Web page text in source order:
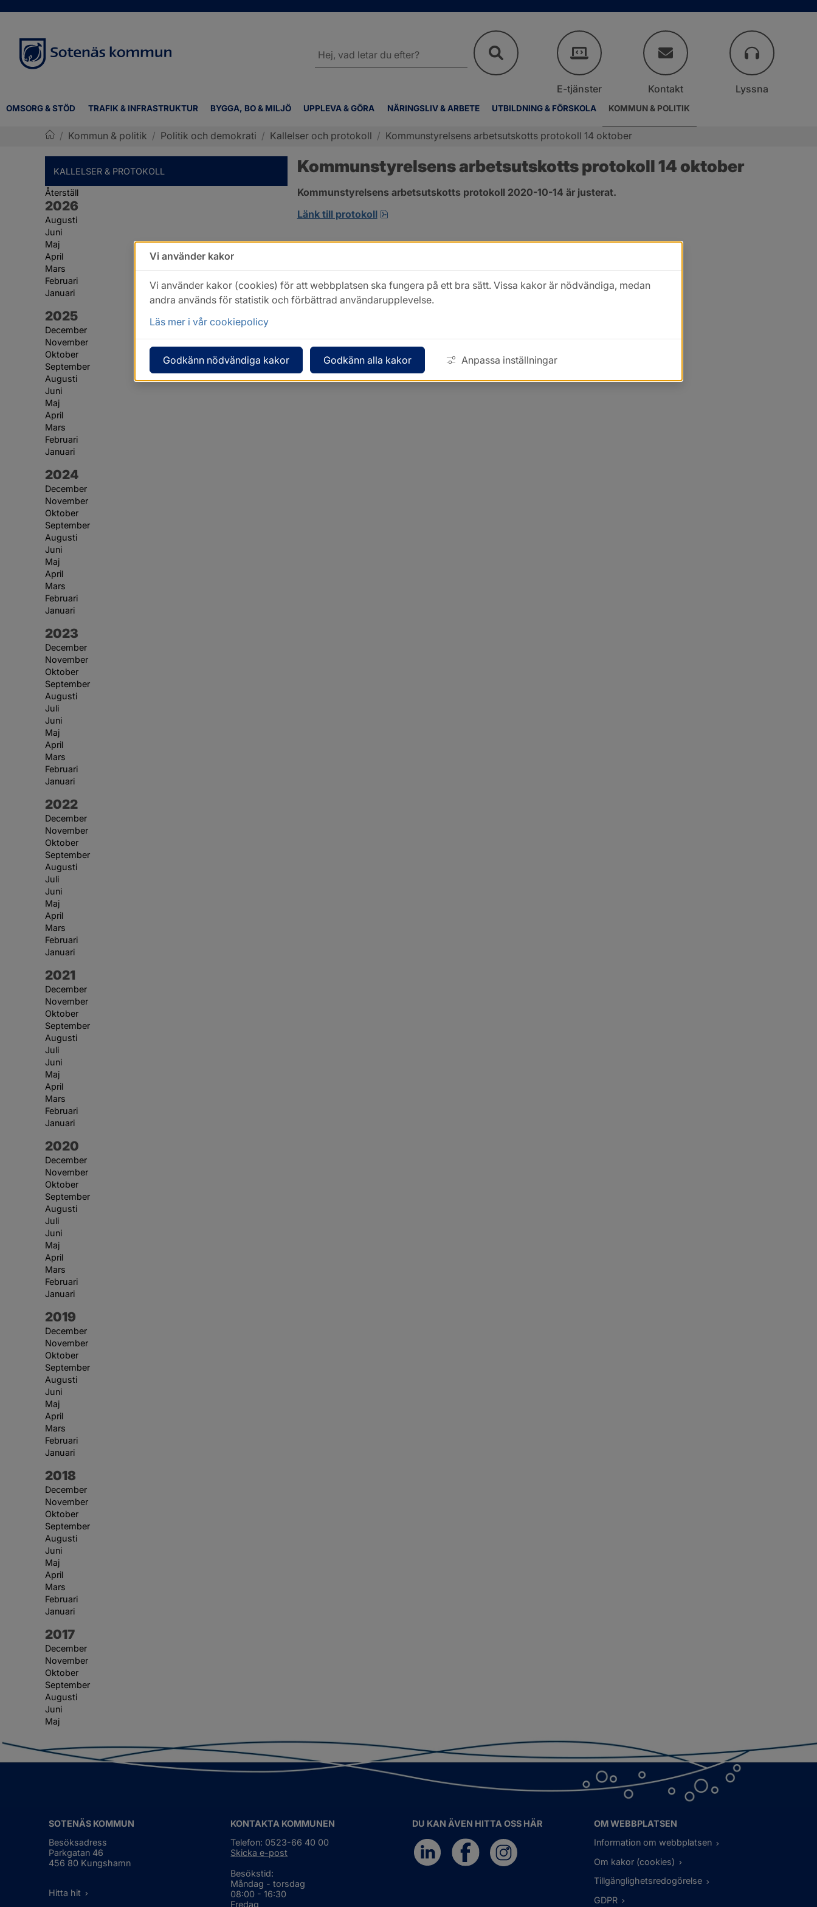
OMSORG & STÖD TRAFIK & INFRASTRUKTUR BYGGA, BO & MILJÖ UPPLEVA & GÖRA NÄRINGSLIV & ARBETE UTBILDNING & FÖRSKOLA KOMMUN & POLITIK
webbplatsen
E-tjänster Kontakt Lyssna
/ Kommun & politik / Politik och demokrati / Kallelser och protokoll / Kommunstyrelsens arbetsutskotts protokoll 14 oktober
KALLELSER & PROTOKOLL
Återställ
År:
2026
Augusti
Juni
Maj
April
Mars
Februari
Januari
År:
2025
December
November
Oktober
September
Augusti
Juni
Maj
April
Mars
Februari
Januari
År:
2024
December
November
Oktober
September
Augusti
Juni
Maj
April
Mars
Februari
Januari
År:
2023
December
November
Oktober
September
Augusti
Juli
Juni
Maj
April
Mars
Februari
Januari
År:
2022
December
November
Oktober
September
Augusti
Juli
Juni
Maj
April
Mars
Februari
Januari
År:
2021
December
November
Oktober
September
Augusti
Juli
Juni
Maj
April
Mars
Februari
Januari
År:
2020
December
November
Oktober
September
Augusti
Juli
Juni
Maj
April
Mars
Februari
Januari
År:
2019
December
November
Oktober
September
Augusti
Juni
Maj
April
Mars
Februari
Januari
År:
2018
December
November
Oktober
September
Augusti
Juni
Maj
April
Mars
Februari
Januari
År:
2017
December
November
Oktober
September
Augusti
Juni
Maj
Kommunstyrelsens arbetsutskotts protokoll 14 oktober
Kommunstyrelsens arbetsutskotts protokoll 2020-10-14 är justerat.
Länk till protokoll
pdf, 413.3 kB, öppnas i nytt fönster.
SOTENÄS KOMMUN
Besöksadress
Parkgatan 46
456 80 Kungshamn
Hitta hit
KONTAKTA KOMMUNEN
Telefon: 0523-66 40 00
Skicka e-post
Besökstid:
Måndag - torsdag
08:00 - 16:30
Fredag
DU KAN ÄVEN HITTA OSS HÄR
OM WEBBPLATSEN
Information om webbplatsen
Om kakor (cookies)
Tillgänglighetsredogörelse
GDPR
Vi använder kakor
Vi använder kakor (cookies) för att webbplatsen ska fungera på ett bra sätt. Vissa kakor är nödvändiga, medan
andra används för statistik och förbättrad användarupplevelse.
Läs mer i vår cookiepolicy
Godkänn nödvändiga kakor Godkänn alla kakor Anpassa inställningar